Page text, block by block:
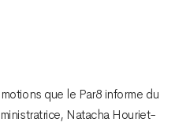
que le Par8 informe du
Natacha Houriet-